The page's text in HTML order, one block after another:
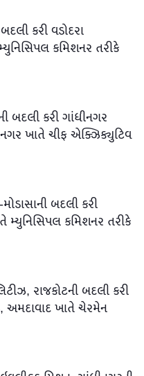
કરી વડોદરા
કમિશનર તરીકે
બદલી કરી ગાંધીનગર
ખાતે ચીફ એક્ઝિક્યુટિવ
બદલી કરી
મ્યુનિસિપલ કમિશનર તરીકે
રાજકોટની બદલી કરી
અમદાવાદ ખાતે ચેરમેન